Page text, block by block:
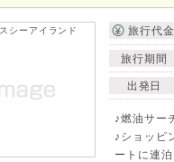
旅行代金
旅行期間
出発日
♪燃油サー
♪ショッピ
ートに連